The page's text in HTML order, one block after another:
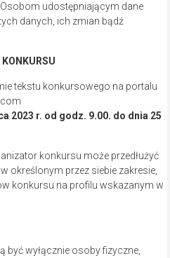
udostępniającym dane
danych, ich zmian bądź
tekstu konkursowego na portalu
2023 r. od godz. 9.00. do dnia 25
konkursu może przedłużyć
określonym przez siebie zakresie,
konkursu na profilu wskazanym w
być wyłącznie osoby fizyczne,